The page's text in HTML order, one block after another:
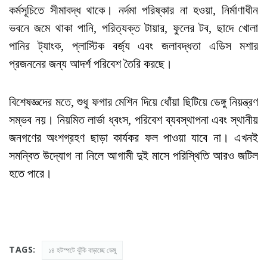
কর্মসূচিতে সীমাবদ্ধ থাকে। নর্দমা পরিষ্কার না হওয়া, নির্মাণাধীন
ভবনে জমে থাকা পানি, পরিত্যক্ত টায়ার, ফুলের টব, ছাদে খোলা
পানির ট্যাংক, প্লাস্টিক বর্জ্য এবং জলাবদ্ধতা এডিস মশার
প্রজননের জন্য আদর্শ পরিবেশ তৈরি করছে।
বিশেষজ্ঞদের মতে, শুধু ফগার মেশিন দিয়ে ধোঁয়া ছিটিয়ে ডেঙ্গু নিয়ন্ত্রণ
সম্ভব নয়। নিয়মিত লার্ভা ধ্বংস, পরিবেশ ব্যবস্থাপনা এবং স্থানীয়
জনগণের অংশগ্রহণ ছাড়া কার্যকর ফল পাওয়া যাবে না। এখনই
সমন্বিত উদ্যোগ না নিলে আগামী দুই মাসে পরিস্থিতি আরও জটিল
হতে পারে।
TAGS: ১৪ হটস্পটে ঝুঁকি বাড়াচ্ছে ডেঙ্গু